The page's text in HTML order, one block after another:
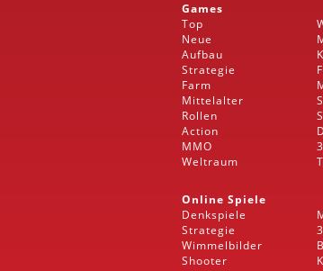
Games
Top
Neue
Aufbau
Strategie
Farm
Mittelalter
Rollen
Action
MMO
Weltraum
Online Spiele
Denkspiele
Strategie
Wimmelbilder
Shooter